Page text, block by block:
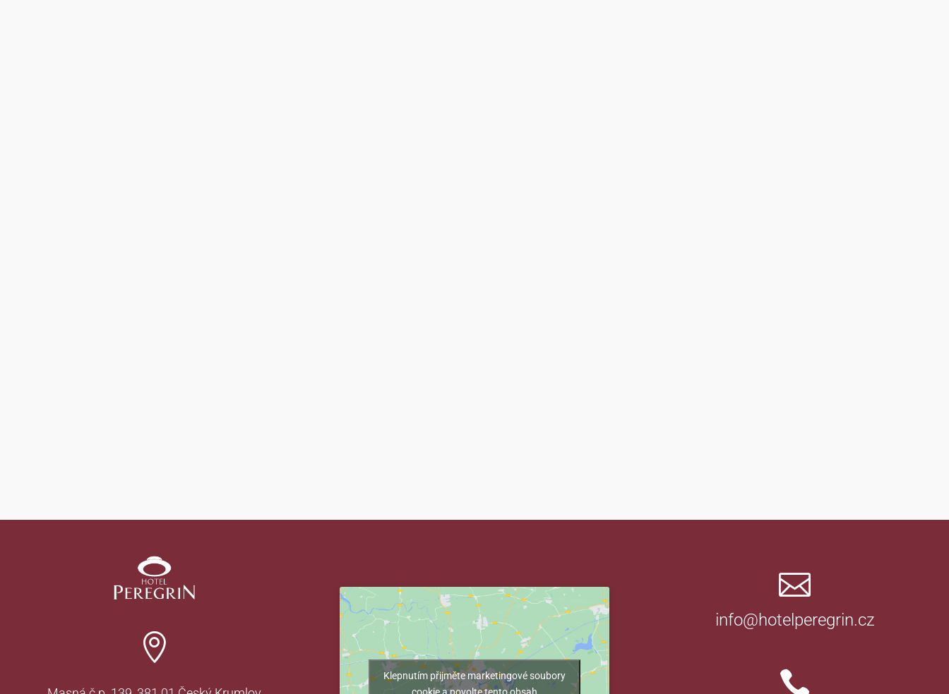

Klepnutím přijměte marketingové soubory

info@hotelperegrin.cz
